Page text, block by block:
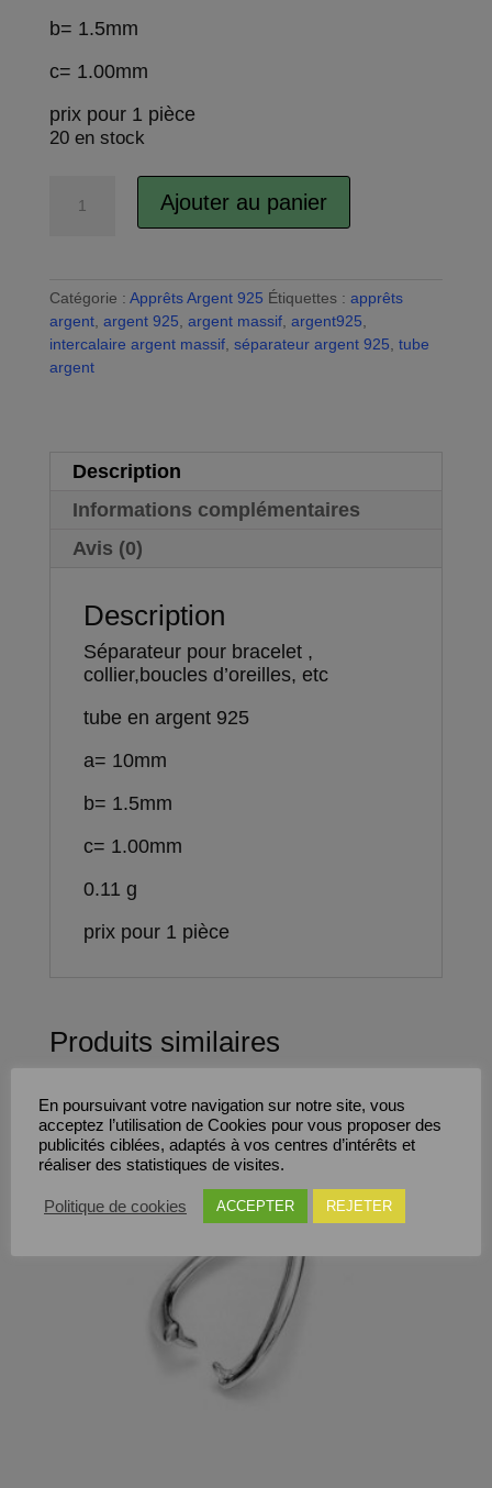
b= 1.5mm
c= 1.00mm
prix pour 1 pièce
20 en stock
argent
925,
pour
DIY
Ajouter au panier
A
e
r
n
Catégorie : Apprêts Argent 925 Étiquettes : apprêts
argent, argent 925, argent massif, argent925,
intercalaire argent massif, séparateur argent 925, tube
argent
Description
Informations complémentaires
Avis (0)
Description
Séparateur pour bracelet ,
collier,boucles d’oreilles, etc
tube en argent 925
a= 10mm
b= 1.5mm
c= 1.00mm
0.11 g
prix pour 1 pièce
Produits similaires
Save
En poursuivant votre navigation sur notre site, vous
acceptez l’utilisation de Cookies pour vous proposer des
publicités ciblées, adaptés à vos centres d’intérêts et
réaliser des statistiques de visites.
Politique de cookies ACCEPTER REJETER